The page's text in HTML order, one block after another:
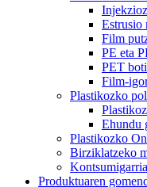
Estrusio
Film
PE eta
PET
Film-
Plastikozko
Ehundu
Plastikozko
Birziklatzeko
Produktuaren